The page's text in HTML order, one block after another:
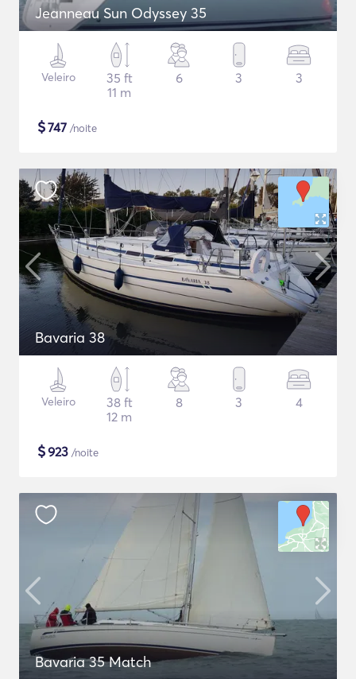
Jeanneau Sun Odyssey 35
Veleiro
35 ft
11 m
6 3 3
$747 /noite
Bavaria 38
Veleiro
38 ft
12 m
8 3 4
$923 /noite
Bavaria 35 Match